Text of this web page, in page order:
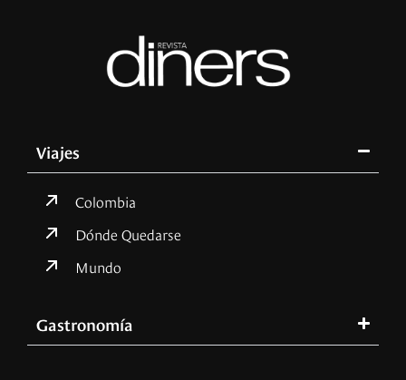
Viajes
Colombia
Dónde Quedarse
Mundo
Gastronomía